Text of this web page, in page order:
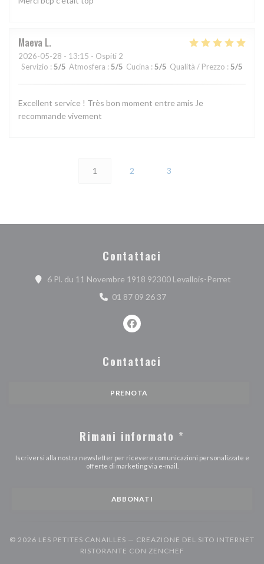
Maeva L
2026-05-28 - 13:15 - Ospiti 2
Servizio : 5/5 Atmosfera : 5/5 Cucina : 5/5 Qualità / Prezzo : 5/5
Excellent service ! Très bon moment entre amis Je
recommande vivement
1 2 3
Contattaci
6 Pl. du 11 Novembre 1918 92300 Levallois-Perret((apre
01 87 09 26 37
Facebook ((apre una nuova
Contattaci
PRENOTA
Rimani informato *
Iscriversi alla nostra newsletter per ricevere comunicazioni personalizzate e
offerte di marketing via e-mail.
ABBONATI
© 2026 LES PETITES CANAILLES — CREAZIONE DEL SITO INTERNET
RISTORANTE CON ZENCHEF